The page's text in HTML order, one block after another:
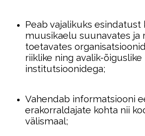
Peab vajalikuks esindatust
muusikaelu suunavates ja
toetavates
riiklike ning avalik-õiguslike
institutsioonidega;
Vahendab informatsiooni
erakorraldajate kohta nii
välismaal;